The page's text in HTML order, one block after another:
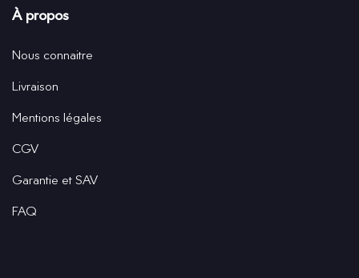
À propos
Nous connaitre
Livraison
Mentions légales
CGV
Garantie et SAV
FAQ